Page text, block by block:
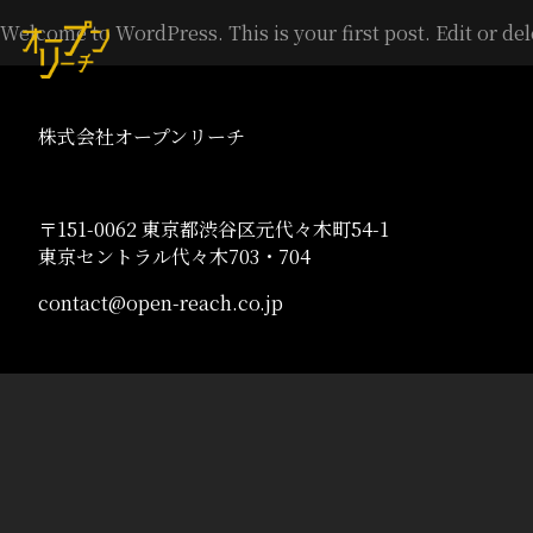
Welcome to WordPress. This is your first post. Edit or
株式会社オープンリーチ
〒151-0062 東京都渋谷区元代々木町54-1
東京セントラル代々木703・704
contact@open-reach.co.jp